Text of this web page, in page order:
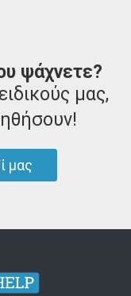
ψάχνετε?
μας,
μας